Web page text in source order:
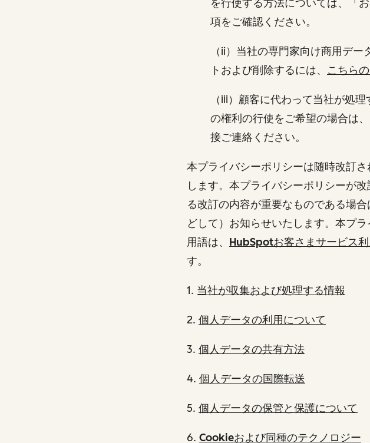
を行使する方法については、「
項をご確認ください。
（ii）当社の専門家向け商用デ
トおよび削除するには、 こちら
（iii）顧客に代わって当社が処
の権利の行使をご希望の場合は
接ご連絡ください。
本プライバシーポリシーは随時改訂
します。本プライバシーポリシーが
る改訂の内容が重要なものである場
どして）お知らせいたします。本プ
用語は、 HubSpotお客さまサービス
す。
1. 当社が収集および処理する情報
2. 個人データの利用について
3. 個人データの共有方法
4. 個人データの国際転送
5. 個人データの保管と保護について
6. Cookieおよび同種のテクノロジー